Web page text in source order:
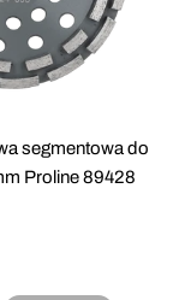
segmentowa do
Proline 89428